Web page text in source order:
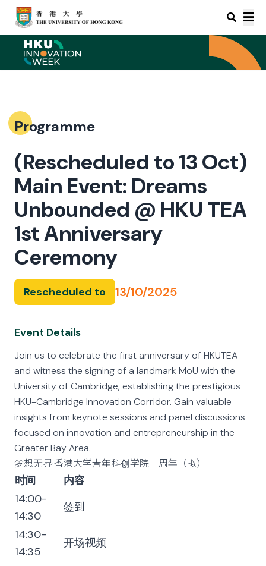
Programme
(Rescheduled to 13 Oct)
Main Event: Dreams
Unbounded @ HKU TEA
1st Anniversary
Ceremony
Rescheduled to 13/10/2025
Event Details
Join us to celebrate the first anniversary of HKUTEA
and witness the signing of a landmark MoU with the
University of Cambridge, establishingthe prestigious
HKU-Cambridge Innovation Corridor. Gain valuable
insights from keynote sessions and panel discussions
focused on innovation and entrepreneurship in the
Greater Bay Area.
梦想无界·香港大学青年科创学院一周年 （拟）
时间
内容
14:00-
14:30
签到
14:30-
14:35
开场视频